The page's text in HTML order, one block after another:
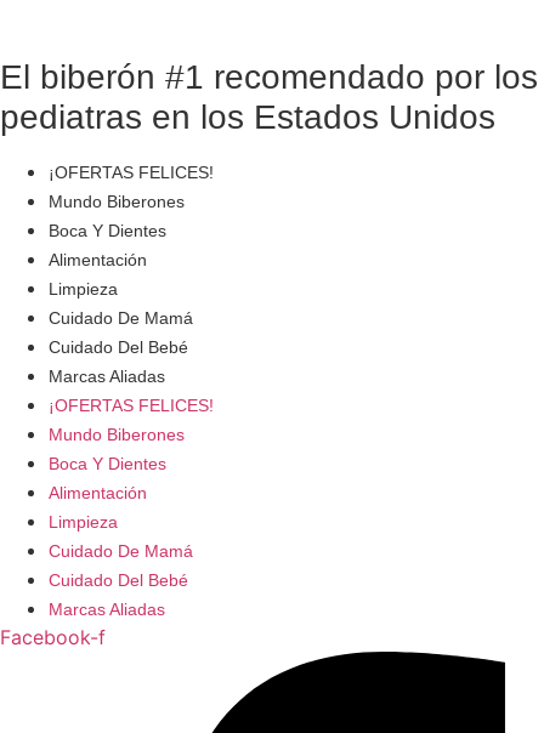
El biberón #1 recomendado por los
pediatras en los Estados Unidos
¡OFERTAS FELICES!
Mundo Biberones
Boca Y Dientes
Alimentación
Limpieza
Cuidado De Mamá
Cuidado Del Bebé
Marcas Aliadas
¡OFERTAS FELICES!
Mundo Biberones
Boca Y Dientes
Alimentación
Limpieza
Cuidado De Mamá
Cuidado Del Bebé
Marcas Aliadas
Facebook-f